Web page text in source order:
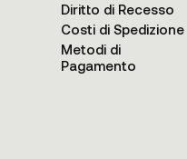
Diritto di Recesso
Costi di Spedizione
Metodi di
Pagamento